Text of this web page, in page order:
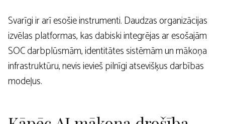
Svarīgi ir arī esošie instrumenti. Daudzas organizācijas
izvēlas platformas, kas dabiski integrējas ar esošajām
SOC darbplūsmām, identitātes sistēmām un mākoņa
infrastruktūru, nevis ievieš pilnīgi atsevišķus darbības
modeļus.